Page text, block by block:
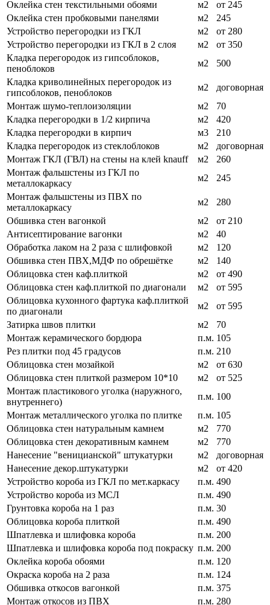
Оклейка стен текстильными обоями
м2
от 245
Оклейка стен пробковыми панелями
м2
245
Устройство перегородки из ГКЛ
м2
от 280
Устройство перегородки из ГКЛ в 2 слоя
м2
от 350
Кладка перегородок из гипсоблоков,
пеноблоков
м2
500
Кладка криволинейных перегородок из
гипсоблоков, пеноблоков
м2
договорная
Монтаж шумо-теплоизоляции
м2
70
Кладка перегородки в 1/2 кирпича
м2
420
Кладка перегородки в кирпич
м3
210
Кладка перегородок из стеклоблоков
м2
договорная
Монтаж ГКЛ (ГВЛ) на стены на клей knauff
м2
260
Монтаж фальшстены из ГКЛ по
металлокаркасу
м2
245
Монтаж фальшстены из ПВХ по
металлокаркасу
м2
280
Обшивка стен вагонкой
м2
от 210
Антисептирование вагонки
м2
40
Обработка лаком на 2 раза с шлифовкой
м2
120
Обшивка стен ПВХ,МДФ по обрешётке
м2
140
Облицовка стен каф.плиткой
м2
от 490
Облицовка стен каф.плиткой по диагонали
м2
от 595
Облицовка кухонного фартука каф.плиткой
по диагонали
м2
от 595
Затирка швов плитки
м2
70
Монтаж керамического бордюра
п.м. 105
Рез плитки под 45 градусов
п.м. 210
Облицовка стен мозайкой
м2
от 630
Облицовка стен плиткой размером 10*10
м2
от 525
Монтаж пластикового уголка (наружного,
внутреннего)
п.м. 100
Монтаж металлического уголка по плитке
п.м. 105
Облицовка стен натуральным камнем
м2
770
Облицовка стен декоративным камнем
м2
770
Нанесение "веницианской" штукатурки
м2
договорная
Нанесение декор.штукатурки
м2
от 420
Устройство короба из ГКЛ по мет.каркасу
п.м. 490
Устройство короба из МСЛ
п.м. 490
Грунтовка короба на 1 раз
п.м. 30
Облицовка короба плиткой
п.м. 490
Шпатлевка и шлифовка короба
п.м. 200
Шпатлевка и шлифовка короба под покраску п.м. 200
Оклейка короба обоями
п.м. 120
Окраска короба на 2 раза
п.м. 124
Обшивка откосов вагонкой
п.м. 375
Монтаж откосов из ПВХ
п.м. 280